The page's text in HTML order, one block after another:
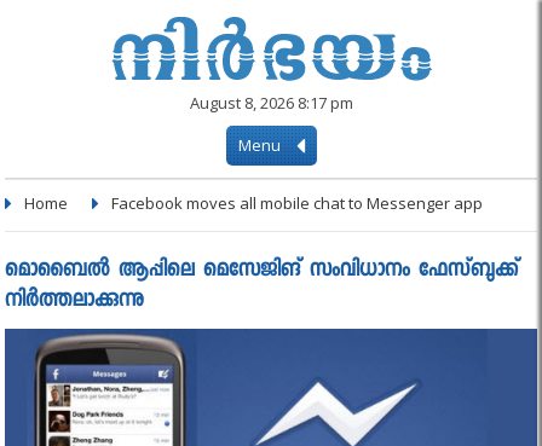
August 8, 2026 8:17 pm
Menu
Home Facebook moves all mobile chat to Messenger app
മൊബൈല്‍ ആപ്പിലെ മെസേജിങ് സംവിധാനം ഫേസ്ബുക്ക്
നിർത്തലാക്കുന്നു